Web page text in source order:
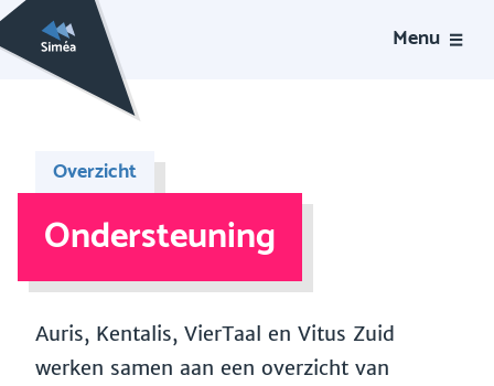
Menu
Overzicht
Ondersteuning
Auris, Kentalis, VierTaal en Vitus Zuid
werken samen aan een overzicht van